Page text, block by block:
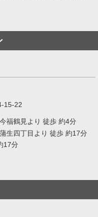
15-22
福鶴見より 徒歩 約4分
生四丁目より 徒歩 約17分
17分